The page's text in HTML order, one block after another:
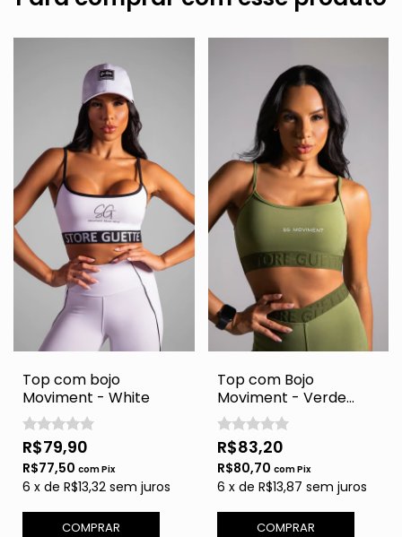
Top com bojo
Moviment - White
R$79,90
R$77,50 comPix
6 x de R$13,32 sem juros
COMPRAR
Top com Bojo
Moviment - Verde
Militar
R$83,20
R$80,70 comPix
6 x de R$13,87 sem juros
COMPRAR